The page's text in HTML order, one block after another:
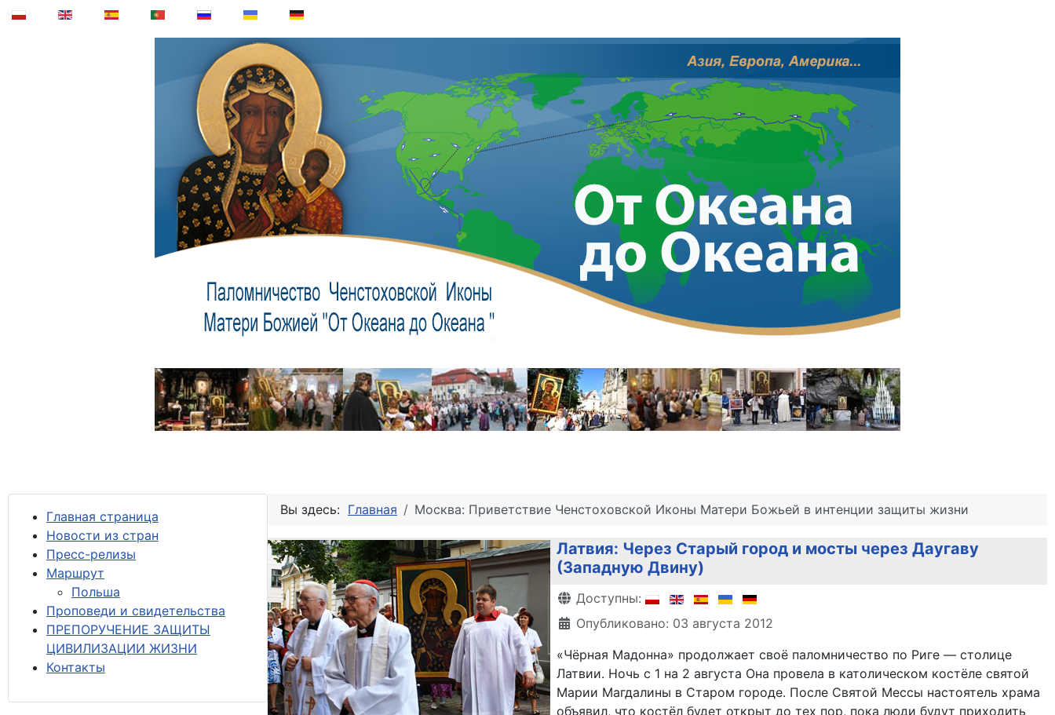
Главная страница
Новости из стран
Пресс-релизы
Маршрут
Польша
Проповеди и свидетельства
ПРЕПОРУЧЕНИЕ ЗАЩИТЫ
ЦИВИЛИЗАЦИИ ЖИЗНИ
Контакты
Вы здесь: Главная Москва: Приветствие Ченстоховской Иконы Матери Божьей в интенции защиты жизни
Латвия: Через Старый город и мосты через Даугаву
(Западную Двину)
Информация о материале
Доступны:
Опубликовано: 03 августа 2012
«Чёрная Мадонна» продолжает своё паломничество по Риге — столице
Латвии. Ночь с 1 на 2 августа Она провела в католическом костёле святой
Марии Магдалины в Старом городе. После Святой Мессы настоятель храма
объявил, что костёл будет открыт до тех пор, пока люди будут приходить